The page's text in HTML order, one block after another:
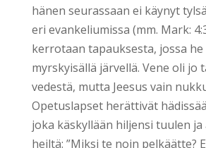
hänen seurassaan ei käynyt
eri evankeliumissa (mm. Mark:
kerrotaan tapauksesta, jossa he
myrskyisällä järvellä. Vene oli jo
vedestä, mutta Jeesus vain
Opetuslapset herättivät
joka käskyllään hiljensi tuulen ja
heiltä: ”Miksi te noin pelkäätte?